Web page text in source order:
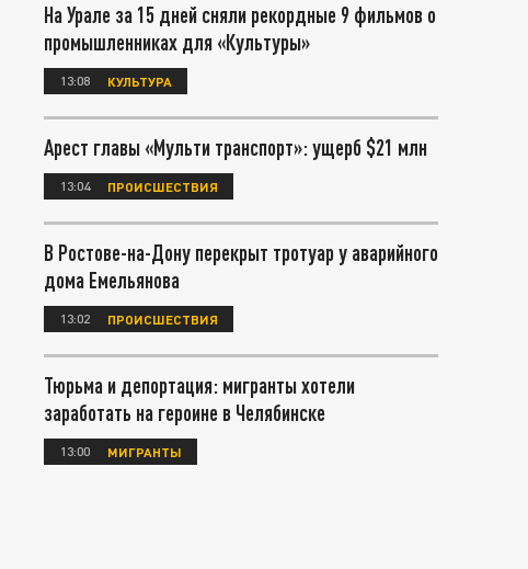
На Урале за 15 дней сняли рекордные 9 фильмов о
промышленниках для «Культуры»
13:08 КУЛЬТУРА
Арест главы «Мульти транспорт»: ущерб $21 млн
13:04 ПРОИСШЕСТВИЯ
В Ростове-на-Дону перекрыт тротуар у аварийного
дома Емельянова
13:02 ПРОИСШЕСТВИЯ
Тюрьма и депортация: мигранты хотели
заработать на героине в Челябинске
13:00 МИГРАНТЫ